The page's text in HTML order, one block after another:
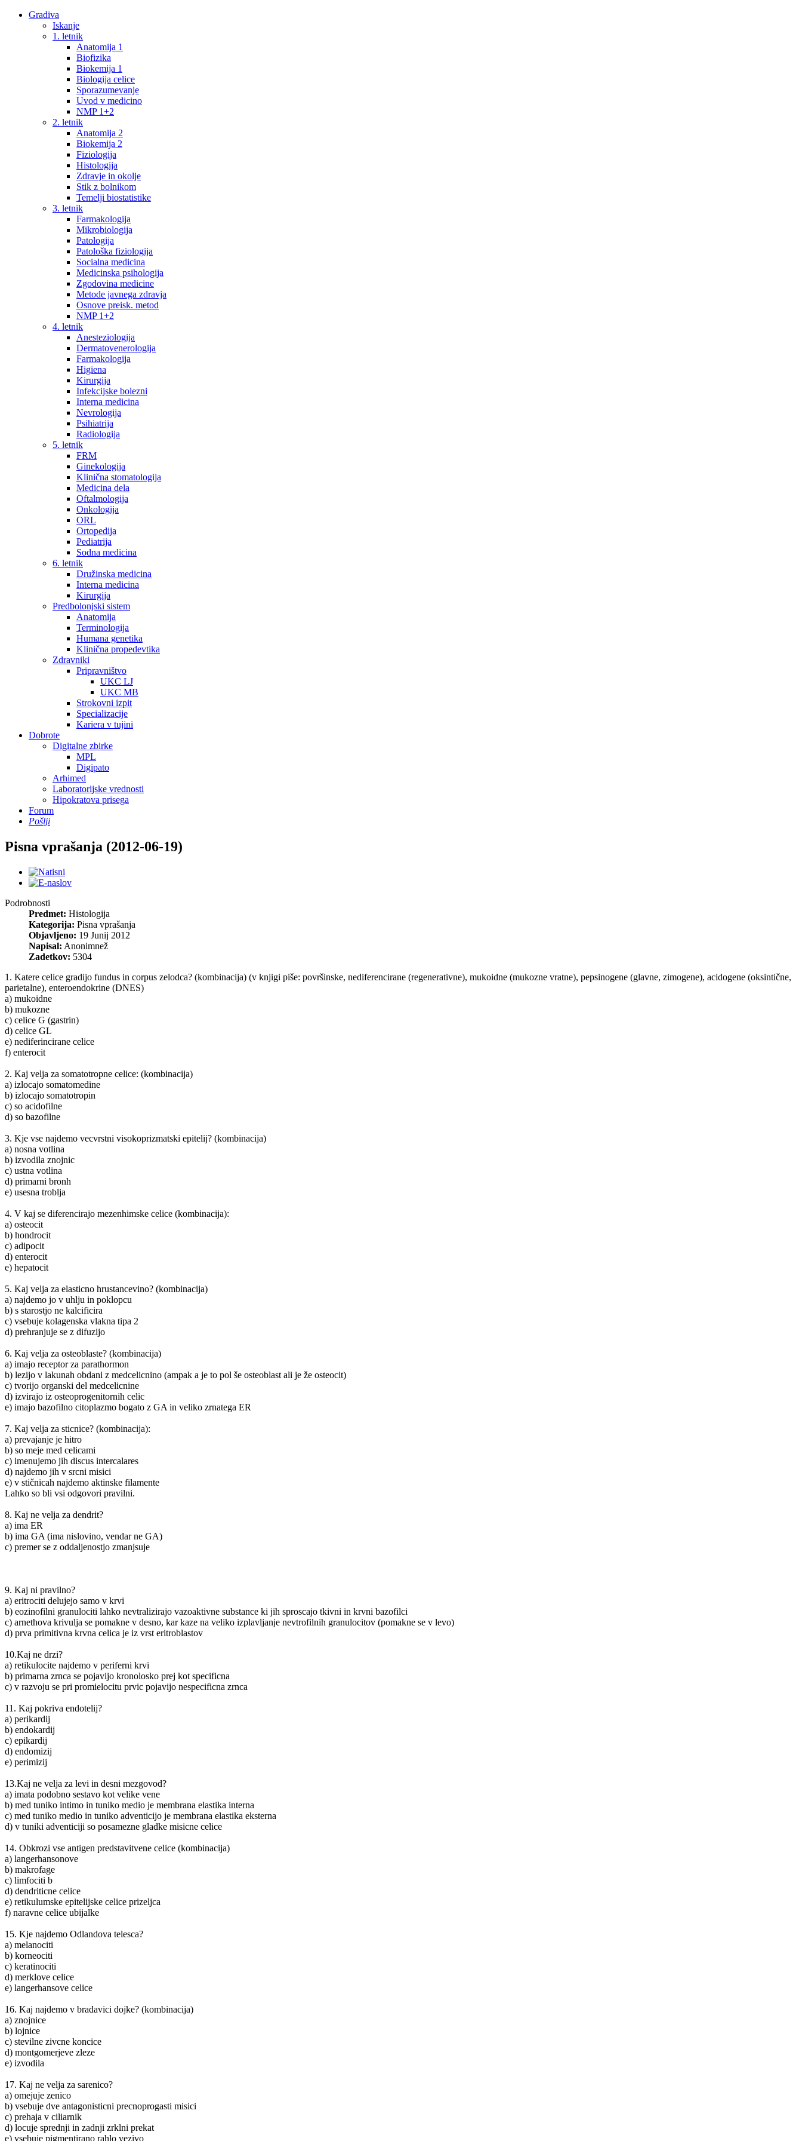
Gradiva
Iskanje
1. letnik
Anatomija 1
Biofizika
Biokemija 1
Biologija celice
Sporazumevanje
Uvod v medicino
NMP 1+2
2. letnik
Anatomija 2
Biokemija 2
Fiziologija
Histologija
Zdravje in okolje
Stik z bolnikom
Temelji biostatistike
3. letnik
Farmakologija
Mikrobiologija
Patologija
Patološka fiziologija
Socialna medicina
Medicinska psihologija
Zgodovina medicine
Metode javnega zdravja
Osnove preisk. metod
NMP 1+2
4. letnik
Anesteziologija
Dermatovenerologija
Farmakologija
Higiena
Kirurgija
Infekcijske bolezni
Interna medicina
Nevrologija
Psihiatrija
Radiologija
5. letnik
FRM
Ginekologija
Klinična stomatologija
Medicina dela
Oftalmologija
Onkologija
ORL
Ortopedija
Pediatrija
Sodna medicina
6. letnik
Družinska medicina
Interna medicina
Kirurgija
Predbolonjski sistem
Anatomija
Terminologija
Humana genetika
Klinična propedevtika
Zdravniki
Pripravništvo
UKC LJ
UKC MB
Strokovni izpit
Specializacije
Kariera v tujini
Dobrote
Digitalne zbirke
MPL
Digipato
Arhimed
Laboratorijske vrednosti
Hipokratova prisega
Forum
Pošlji
Pisna vprašanja (2012-06-19)
Podrobnosti
Predmet: Histologija
Kategorija: Pisna vprašanja
Objavljeno: 19 Junij 2012
Napisal: Anonimnež
Zadetkov: 5304
1. Katere celice gradijo fundus in corpus zelodca? (kombinacija) (v knjigi piše: površinske, nediferencirane (regenerativne), mukoidne (mukozne vratne), pepsinogene (glavne, zimogene), acidogene (oksintične,
parietalne), enteroendokrine (DNES)
a) mukoidne
b) mukozne
c) celice G (gastrin)
d) celice GL
e) nediferincirane celice
f) enterocit
2. Kaj velja za somatotropne celice: (kombinacija)
a) izlocajo somatomedine
b) izlocajo somatotropin
c) so acidofilne
d) so bazofilne
3. Kje vse najdemo vecvrstni visokoprizmatski epitelij? (kombinacija)
a) nosna votlina
b) izvodila znojnic
c) ustna votlina
d) primarni bronh
e) usesna troblja
4. V kaj se diferencirajo mezenhimske celice (kombinacija):
a) osteocit
b) hondrocit
c) adipocit
d) enterocit
e) hepatocit
5. Kaj velja za elasticno hrustancevino? (kombinacija)
a) najdemo jo v uhlju in poklopcu
b) s starostjo ne kalcificira
c) vsebuje kolagenska vlakna tipa 2
d) prehranjuje se z difuzijo
6. Kaj velja za osteoblaste? (kombinacija)
a) imajo receptor za parathormon
b) lezijo v lakunah obdani z medcelicnino (ampak a je to pol še osteoblast ali je že osteocit)
c) tvorijo organski del medcelicnine
d) izvirajo iz osteoprogenitornih celic
e) imajo bazofilno citoplazmo bogato z GA in veliko zrnatega ER
7. Kaj velja za sticnice? (kombinacija):
a) prevajanje je hitro
b) so meje med celicami
c) imenujemo jih discus intercalares
d) najdemo jih v srcni misici
e) v stičnicah najdemo aktinske filamente
Lahko so bli vsi odgovori pravilni.
8. Kaj ne velja za dendrit?
a) ima ER
b) ima GA (ima nislovino, vendar ne GA)
c) premer se z oddaljenostjo zmanjsuje
9. Kaj ni pravilno?
a) eritrociti delujejo samo v krvi
b) eozinofilni granulociti lahko nevtralizirajo vazoaktivne substance ki jih sproscajo tkivni in krvni bazofilci
c) arnethova krivulja se pomakne v desno, kar kaze na veliko izplavljanje nevtrofilnih granulocitov (pomakne se v levo)
d) prva primitivna krvna celica je iz vrst eritroblastov
10.Kaj ne drzi?
a) retikulocite najdemo v periferni krvi
b) primarna zrnca se pojavijo kronolosko prej kot specificna
c) v razvoju se pri promielocitu prvic pojavijo nespecificna zrnca
11. Kaj pokriva endotelij?
a) perikardij
b) endokardij
c) epikardij
d) endomizij
e) perimizij
13.Kaj ne velja za levi in desni mezgovod?
a) imata podobno sestavo kot velike vene
b) med tuniko intimo in tuniko medio je membrana elastika interna
c) med tuniko medio in tuniko adventicijo je membrana elastika eksterna
d) v tuniki adventiciji so posamezne gladke misicne celice
14. Obkrozi vse antigen predstavitvene celice (kombinacija)
a) langerhansonove
b) makrofage
c) limfociti b
d) dendriticne celice
e) retikulumske epitelijske celice prizeljca
f) naravne celice ubijalke
15. Kje najdemo Odlandova telesca?
a) melanociti
b) korneociti
c) keratinociti
d) merklove celice
e) langerhansove celice
16. Kaj najdemo v bradavici dojke? (kombinacija)
a) znojnice
b) lojnice
c) stevilne zivcne koncice
d) montgomerjeve zleze
e) izvodila
17. Kaj ne velja za sarenico?
a) omejuje zenico
b) vsebuje dve antagonisticni precnoprogasti misici
c) prehaja v ciliarnik
d) locuje sprednji in zadnji zrklni prekat
e) vsebuje pigmentirano rahlo vezivo